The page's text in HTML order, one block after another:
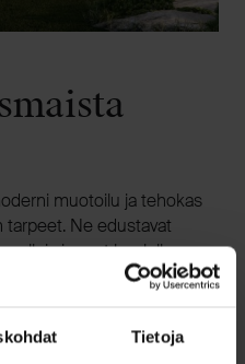
Tietoja
muotoilu ja tehokas
tarpeet. Ne edustavat
ja ovat huolella